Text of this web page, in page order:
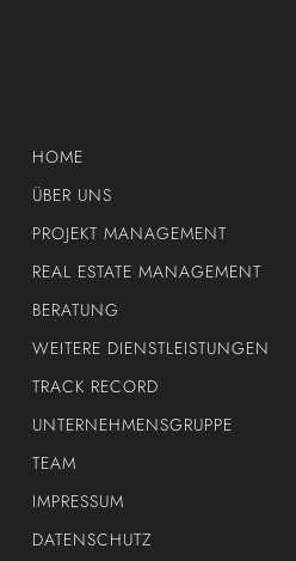
HOME
ÜBER UNS
PROJEKT MANAGEMENT
REAL ESTATE MANAGEMENT
BERATUNG
WEITERE DIENSTLEISTUNGEN
TRACK RECORD
UNTERNEHMENSGRUPPE
TEAM
IMPRESSUM
DATENSCHUTZ